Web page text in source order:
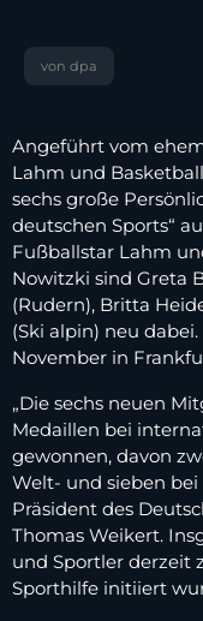
von dpa
Angeführt vom
Lahm und
sechs große
deutschen Sports“
Fußballstar Lahm
Nowitzki sind Greta
(Rudern), Britta
(Ski alpin) neu
November in
„Die sechs neuen
Medaillen bei
gewonnen, davon
Welt- und sieben bei
Präsident des
Thomas Weikert.
und Sportler derzeit
Sporthilfe initiiert